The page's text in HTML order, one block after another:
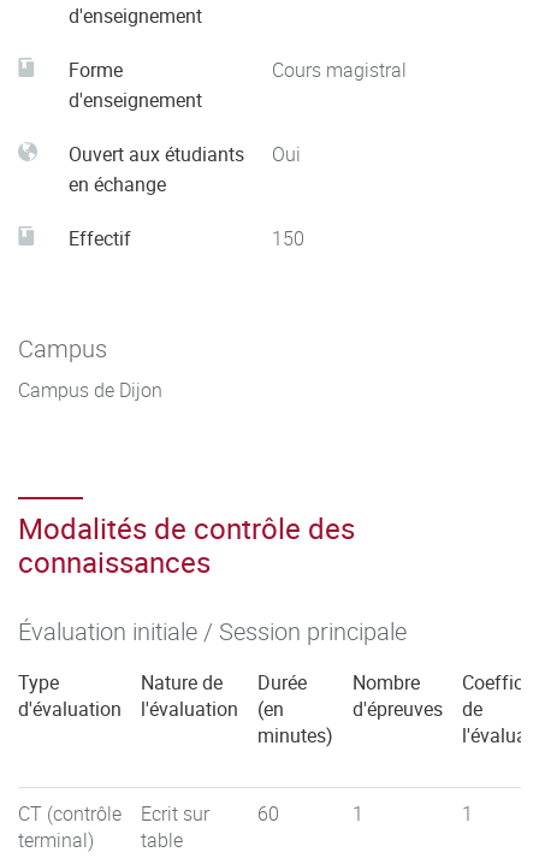
d'enseignement
Forme
d'enseignement
Cours magistral
Ouvert aux étudiants
en échange
Oui
Effectif 150
Campus
Campus de Dijon
Modalités de contrôle des
connaissances
Évaluation initiale / Session principale
Type
d'évaluation
Nature de
l'évaluation
Durée
(en
minutes)
Nombre
d'épreuves
de
CT (contrôle
terminal)
Ecrit sur
table
60 1 1